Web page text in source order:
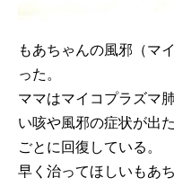
もあちゃんの風邪（マ
った。
ママはマイコプラズマ
い咳や風邪の症状が出
ごとに回復している。
早く治ってほしいもあ